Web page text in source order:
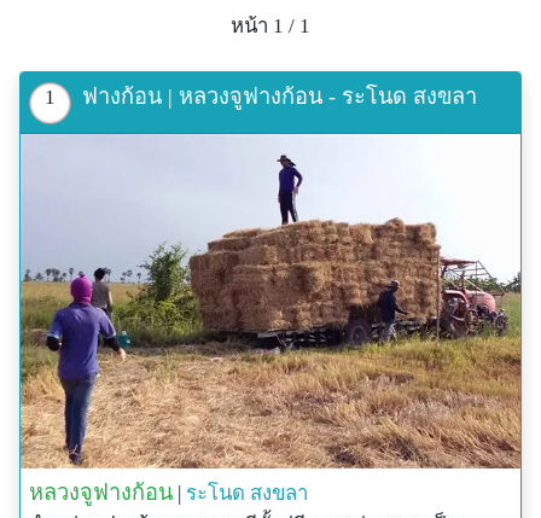
หน้า 1 / 1
1 ฟางก้อน | หลวงจูฟางก้อน - ระโนด สงขลา
หลวงจูฟางก้อน | ระโนด สงขลา